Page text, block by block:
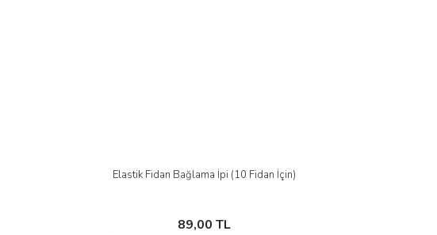
Elastik Fidan Bağlama İpi (10 Fidan İçin)
89,00 TL